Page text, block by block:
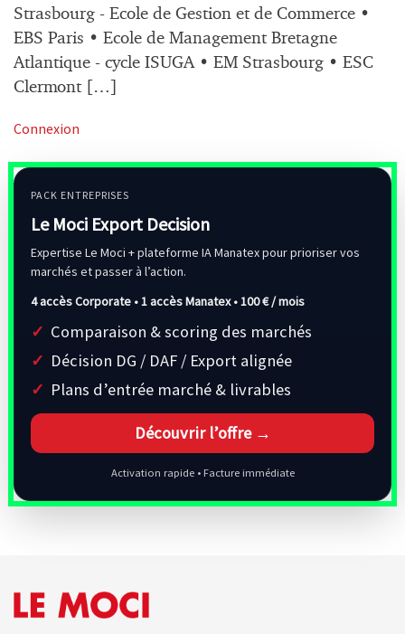
Strasbourg - Ecole de Gestion et de Commerce •
EBS Paris • Ecole de Management Bretagne
Atlantique - cycle ISUGA • EM Strasbourg • ESC
Clermont […]
Connexion
PACK ENTREPRISES
Le Moci Export Decision
Expertise Le Moci + plateforme IA Manatex pour prioriser vos
marchés et passer à l’action.
4 accès Corporate • 1 accès Manatex •100 € / mois
Comparaison & scoring des marchés
Décision DG / DAF / Export alignée
Plans d’entrée marché & livrables
Découvrir l’offre →
Activation rapide • Facture immédiate